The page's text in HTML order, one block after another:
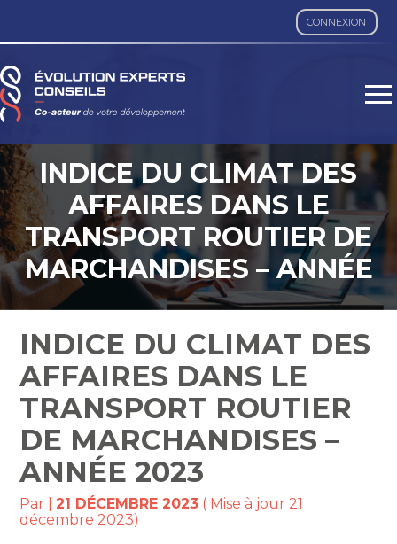
CONNEXION
Aller
au
INDICE DU CLIMAT DES
AFFAIRES DANS LE
TRANSPORT ROUTIER DE
MARCHANDISES – ANNÉE
2023
INDICE DU CLIMAT DES
AFFAIRES DANS LE
TRANSPORT ROUTIER
DE MARCHANDISES –
ANNÉE 2023
Par |21 DÉCEMBRE 2023 ( Mise à jour 21
décembre 2023)